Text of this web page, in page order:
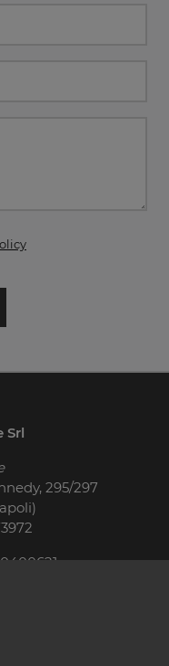
Srl
295/297